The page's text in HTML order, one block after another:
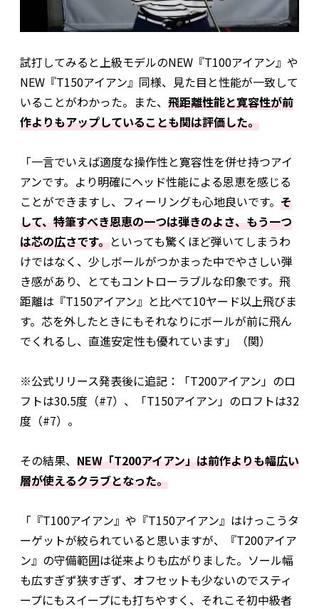
試打してみると上級モデルのNEW『T100アイアン』や
NEW『T150アイアン』同様、見た目と性能が一致して
いることがわかった。また、 飛距離性能と寛容性が前
作よりもアップしていることも関は評価した。
「一言でいえば適度な操作性と寛容性を併せ持つアイ
アンです。より明確にヘッド性能による恩恵を感じる
ことができますし、フィーリングも心地良いです。 そ
して、特筆すべき恩恵の一つは弾きのよさ、もう一つ
は芯の広さです。といっても驚くほど弾いてしまうわ
けではなく、少しボールがつかまった中でやさしい弾
き感があり、とてもコントローラブルな印象です。飛
距離は『T150アイアン』と比べて10ヤード以上飛びま
す。芯を外したときにもそれなりにボールが前に飛ん
でくれるし、直進安定性も優れています」（関）
※公式リリース発表後に追記：「T200アイアン」のロ
フトは30.5度（#7）、「T150アイアン」のロフトは32
度（#7）。
その結果、 NEW「T200アイアン」は前作よりも幅広い
層が使えるクラブとなった。
「『T100アイアン』や『T150アイアン』はけっこうタ
ーゲットが絞られていると思いますが、『T200アイア
ン』の守備範囲は従来よりも広がりました。ソール幅
も広すぎず狭すぎず、オフセットも少ないのでスティ
ープにもスイープにも打ちやすく、それこそ初中級者